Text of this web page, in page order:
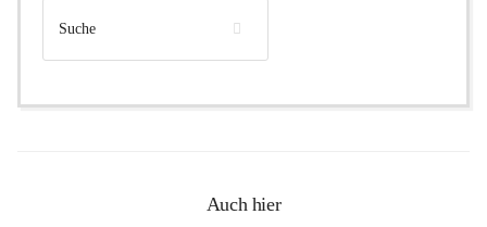
Auch hier